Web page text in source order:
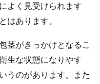
よく見受けられます
はあります。
茎がきっかけとなるこ
生な状態になりやす
うのがあります。また